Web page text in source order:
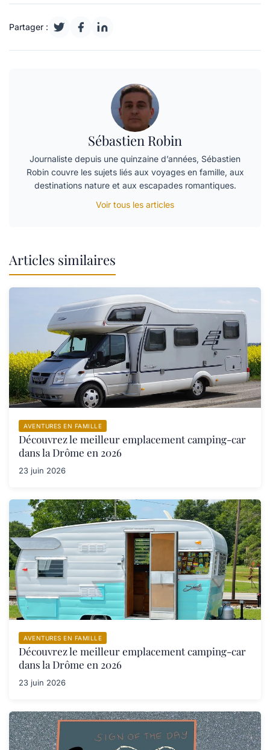
Partager :
Sébastien Robin
Journaliste depuis une quinzaine d’années, Sébastien
Robin couvre les sujets liés aux voyages en famille, aux
destinations nature et aux escapades romantiques.
Voir tous les articles
Articles similaires
AVENTURES EN FAMILLE
Découvrez le meilleur emplacement camping-car
dans la Drôme en 2026
23 juin 2026
AVENTURES EN FAMILLE
Découvrez le meilleur emplacement camping-car
dans la Drôme en 2026
23 juin 2026